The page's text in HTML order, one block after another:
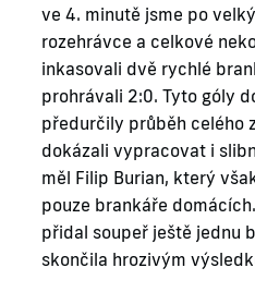
ve 4. minutě jsme po
rozehrávce a celkové
inkasovali dvě rychlé
prohrávali 2:0. Tyto góly
předurčily průběh celého
dokázali vypracovat i
měl Filip Burian, který
pouze brankáře
přidal soupeř ještě jednu
skončila hrozivým